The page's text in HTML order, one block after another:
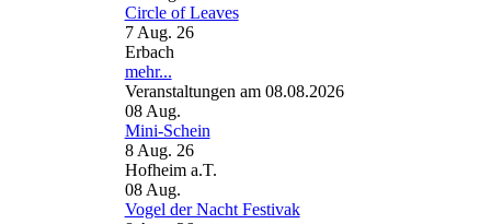
Circle of Leaves
7 Aug. 26
Erbach
mehr...
Veranstaltungen am 08.08.2026
08 Aug.
Mini-Schein
8 Aug. 26
Hofheim a.T.
08 Aug.
Vogel der Nacht Festivak